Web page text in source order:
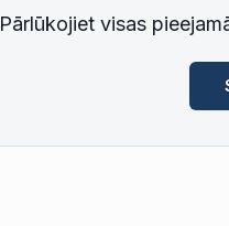
Pārlūkojiet visas